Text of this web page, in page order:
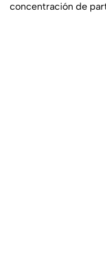
concentración de